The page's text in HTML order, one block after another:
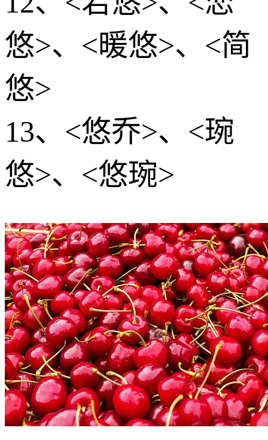
悠>、<暖悠>、<简
悠>
13、<悠乔>、<琬
悠>、<悠琬>